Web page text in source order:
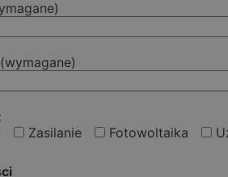
(wymagane)
Zasilanie Fotowoltaika